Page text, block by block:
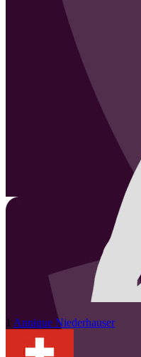
1 Annique Niederhauser